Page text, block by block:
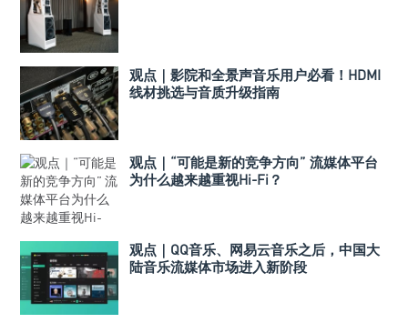
观点｜影院和全景声音乐用户必看！HDMI
线材挑选与音质升级指南
观点｜“可能是新的竞争方向” 流媒体平台
为什么越来越重视Hi-Fi？
观点｜QQ音乐、网易云音乐之后，中国大
陆音乐流媒体市场进入新阶段